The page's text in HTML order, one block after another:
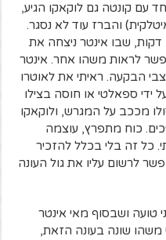
עם קונטה גם לוקאקו הגיע,
והברז עוד לא נסגר.
שבו אינטר ניצחה את
אפשר לראות משהו אחר. אינטר
הבקעה. ראיתי את לאוטרו
ידי ספאלטי או חוסה בצילו
מככב על המגרש, ולוקאקו
כוח מתפרץ, עוצמה
כמו של חלוץ 9 אמיתי. כל זה בלי בכלל להזכיר
לרשום עליו את גול העונה
טועה ושבסוף מאי אינטר
שונה בעונה הזאת,